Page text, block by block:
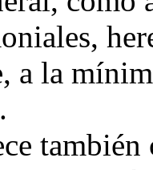
a la
también